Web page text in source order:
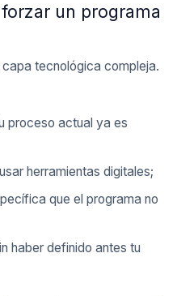
un programa
tecnológica compleja.
proceso actual ya es
herramientas digitales;
que el programa no
haber definido antes tu